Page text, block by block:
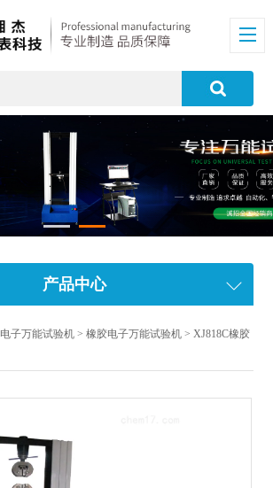
产品中心
电子万能试验机 >橡胶电子万能试验机 > XJ818C橡胶